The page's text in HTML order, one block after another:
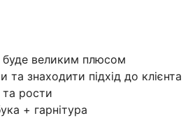
великим плюсом
та знаходити підхід до клієнта
рости
+ гарнітура